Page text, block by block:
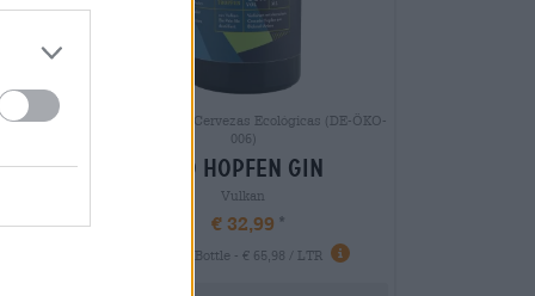
Otros estilos | Cervezas Ecológicas (DE-ÖKO-
006)
bio hopfen gin
Vulkan
€ 32,99
0,50 L Bottle - € 65,98 / LTR